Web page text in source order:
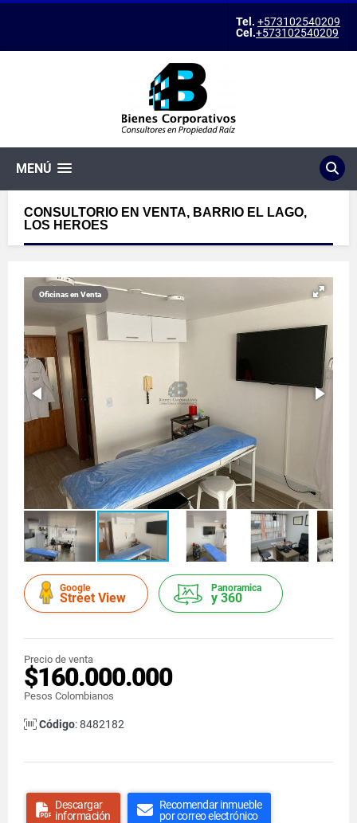
Tel. +573102540209
Cel.+573102540209
MENÚ
CONSULTORIO EN VENTA, BARRIO EL LAGO,
LOS HEROES
Oficinas en Venta
Google
Street View
Panoramica
y 360
Precio de venta
$160.000.000
Pesos Colombianos
Código: 8482182
Descargar
información
Recomendar inmueble
por correo electrónico